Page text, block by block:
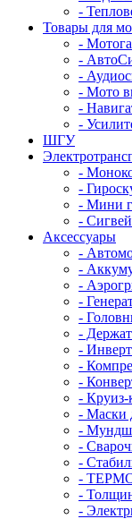
-
Товары для
-
-
-
- Мото
-
-
ШГУ
-
-
- Мини
- Сигвей
Аксессуары
-
-
-
-
-
-
-
-
-
- Круиз-
- Маски
-
-
-
-
-
-